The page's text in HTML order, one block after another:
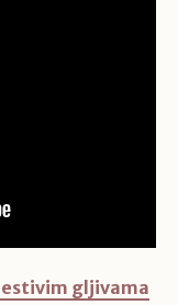
gljivama